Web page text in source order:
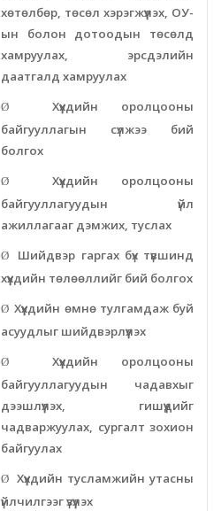
хөтөлбөр, төсөл хэрэгжүүлэх, ОУ-
ын болон дотоодын төсөлд
хамруулах, эрсдэлийн
даатгалд хамруулах
Ø
Хүүхдийн оролцооны
байгууллагын сүлжээ бий
болгох
Ø
Хүүхдийн оролцооны
байгууллагуудын үйл
ажиллагааг дэмжих, туслах
Ø
Шийдвэр гаргах бүх түвшинд
хүүхдийн төлөөллийг бий болгох
Ø Хүүхдийн өмнө тулгамдаж буй
асуудлыг шийдвэрлүүлэх
Ø
Хүүхдийн оролцооны
байгууллагуудын чадавхыг
дээшлүүлэх, гишүүдийг
чадваржуулах, сургалт зохион
байгуулах
Ø Хүүхдийн тусламжийн утасны
үйлчилгээг үзүүлэх